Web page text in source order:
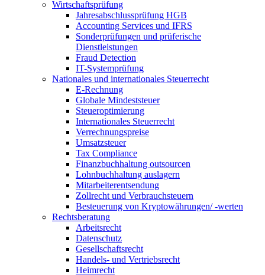
Wirtschaftsprüfung
Jahresabschlussprüfung HGB
Accounting Services und IFRS
Sonderprüfungen und prüferische
Dienstleistungen
Fraud Detection
IT-Systemprüfung
Nationales und internationales Steuerrecht
E-Rechnung
Globale Mindeststeuer
Steueroptimierung
Internationales Steuerrecht
Verrechnungspreise
Umsatzsteuer
Tax Compliance
Finanzbuchhaltung outsourcen
Lohnbuchhaltung auslagern
Mitarbeiterentsendung
Zollrecht und Verbrauchsteuern
Besteuerung von Kryptowährungen/ -werten
Rechtsberatung
Arbeitsrecht
Datenschutz
Gesellschaftsrecht
Handels- und Vertriebsrecht
Heimrecht